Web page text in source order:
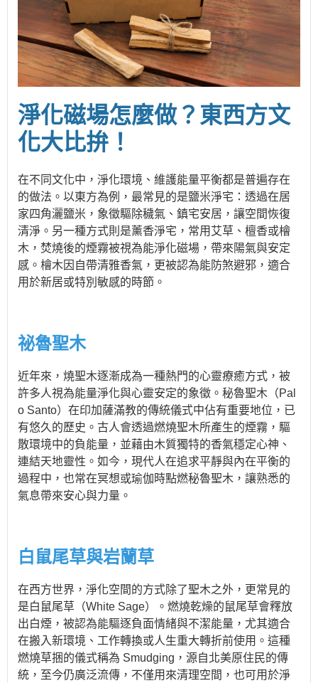
淨化磁場怎麼做？東西方文
化大比拚！
在不同文化中，淨化環境、維護能量平衡都是普遍存在
的做法。以東方為例，最常見的是鹽米淨宅：透過在居
家四角灑鹽米，象徵驅除穢氣、鎮宅安居，讓空間恢復
清淨。另一種方式則是薰香淨宅，常用艾草、檀香或檜
木，焚燒後的煙霧被視為能淨化磁場，帶來陽氣與安定
感。檜木因自帶清雅香氣，更被認為能防煞避邪，適合
用於新居或特別敏感的時節。
祕魯聖木
近年來，燒聖木逐漸成為一種熱門的心靈療癒方式，被
許多人視為能量淨化與心靈安定的象徵。秘魯聖木（Pal
o Santo）在印加薩滿教的傳統儀式中佔有重要地位，已
有悠久的歷史。古人會透過燃燒聖木所產生的煙霧，驅
散環境中的負能量，並藉由木質獨特的香氣穩定心神、
連結天地靈性。如今，現代人在追求平靜與內在平衡的
過程中，也常在冥想或瑜伽時點燃秘魯聖木，讓熟悉的
氣息帶來安心與力量。
白鼠尾草與岩蘭草
在西方世界，淨化空間的方式除了聖木之外，更常見的
是白鼠尾草（White Sage）。燃燒乾燥的鼠尾草會釋放
出白煙，被認為能驅逐負面情緒與不潔能量，尤其適合
在搬入新環境、工作轉換或人生重大轉折前使用。這種
燃燒草捆的儀式稱為 Smudging，源自北美原住民的傳
統，至今仍廣泛流傳，不僅用來清理空間，也可用於淨